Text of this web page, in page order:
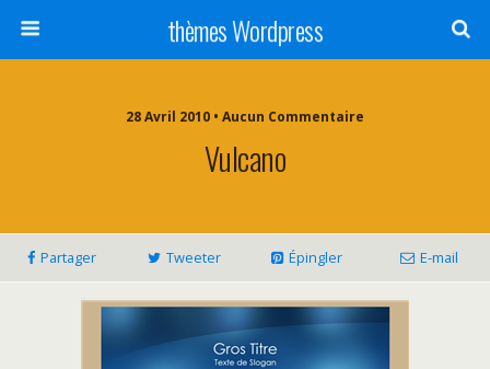
thèmes Wordpress
28 Avril 2010 • Aucun Commentaire
Vulcano
Partager Tweeter Épingler E-mail